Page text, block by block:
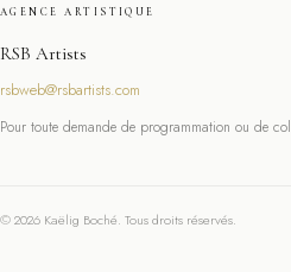
AGENCE ARTISTIQUE
RSB Artists
rsbweb@rsbartists.com
Pour toute demande de programmation ou de
© 2026 Kaëlig Boché. Tous droits réservés.